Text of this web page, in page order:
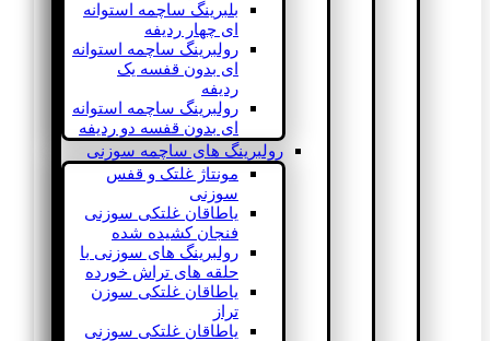
بلبرینگ ساچمه استوانه
ای چهار ردیفه
رولبرینگ ساچمه استوانه
ای بدون قفسه یک
ردیفه
رولبرینگ ساچمه استوانه
ای بدون قفسه دو ردیفه
رولبرینگ های ساچمه سوزنی
مونتاژ غلتک و قفس
سوزنی
یاطاقان غلتکی سوزنی
فنجان کشیده شده
رولبرینگ های سوزنی با
حلقه های تراش خورده
یاطاقان غلتکی سوزن
تراز
یاطاقان غلتکی سوزنی